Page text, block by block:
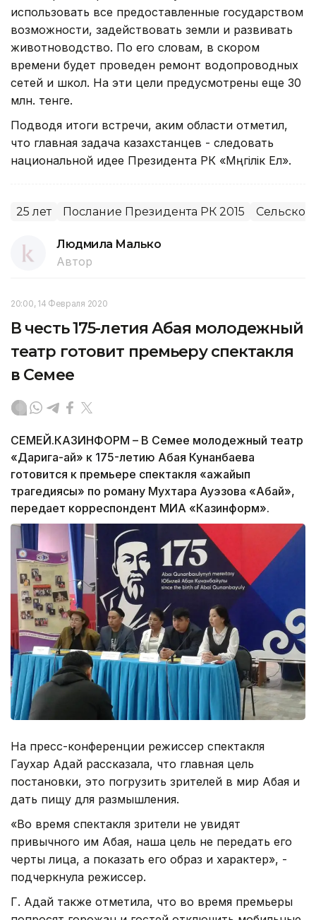
использовать все предоставленные государством
возможности, задействовать земли и развивать
животноводство. По его словам, в скором
времени будет проведен ремонт водопроводных
сетей и школ. На эти цели предусмотрены еще 30
млн. тенге.
Подводя итоги встречи, аким области отметил,
что главная задача казахстанцев - следовать
национальной идее Президента РК «Мәңгiлiк Ел».
25 лет Послание Президента РК 2015 Сельское
Людмила Малько
Автор
20:00, 14 Февраля 2020
В честь 175-летия Абая молодежный
театр готовит премьеру спектакля
в Семее
СЕМЕЙ.КАЗИНФОРМ – В Семее молодежный театр
«Дарига-ай» к 175-летию Абая Кунанбаева
готовится к премьере спектакля «Ғажайып
трагедиясы» по роману Мухтара Ауэзова «Абай»,
передает корреспондент МИА «Казинформ».
На пресс-конференции режиссер спектакля
Гаухар Адай рассказала, что главная цель
постановки, это погрузить зрителей в мир Абая и
дать пищу для размышления.
«Во время спектакля зрители не увидят
привычного им Абая, наша цель не передать его
черты лица, а показать его образ и характер», -
подчеркнула режиссер.
Г. Адай также отметила, что во время премьеры